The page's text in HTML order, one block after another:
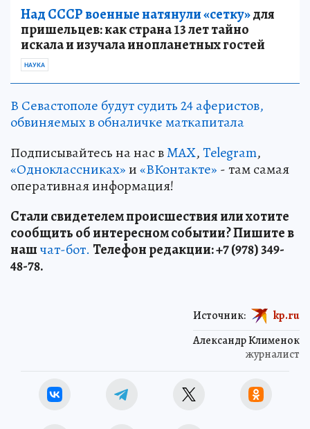
Над СССР военные натянули «сетку»для
пришельцев: как страна 13 лет тайно
искала и изучала инопланетных гостей
НАУКА
В Севастополе будут судить 24 аферистов,
обвиняемых в обналичке маткапитала
Подписывайтесь на нас вMAX,Telegram,
«Одноклассниках»и«ВКонтакте» - там самая
оперативная информация!
Стали свидетелем происшествия или хотите
сообщить об интересном событии? Пишите в
нашчат-бот. Телефон редакции: +7 (978) 349-
48-78.
Александр Клименок
журналист
Источник: kp.ru